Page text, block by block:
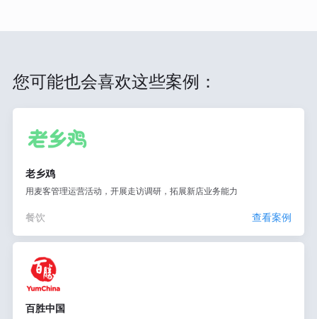
您可能也会喜欢这些案例：
老乡鸡
用麦客管理运营活动，开展走访调研，拓展新店业务能力
餐饮 查看案例
百胜中国